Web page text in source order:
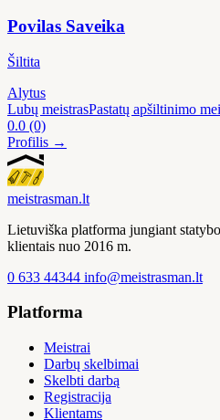
Povilas Saveika
Šiltita
Alytus
Lubų meistrasPastatų apšiltinimo
0.0 (0)
Profilis →
meistrasman.lt
Lietuviška platforma jungiant
klientais nuo 2016 m.
0 633 44344 info@meistrasman.lt
Platforma
Meistrai
Darbų skelbimai
Skelbti darbą
Registracija
Klientams